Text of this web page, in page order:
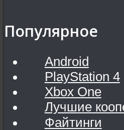
Популярное
Android
PlayStation 4
Xbox One
Лучшие
Файтинги